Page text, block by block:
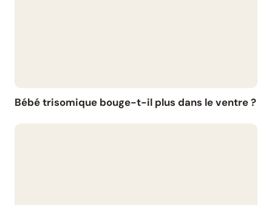
Bébé trisomique bouge-t-il plus dans le ventre ?